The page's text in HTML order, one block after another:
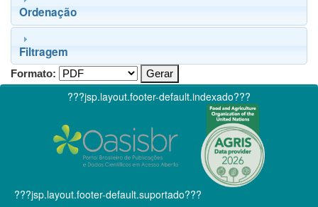
Ordenação
Filtragem
Formato:
???jsp.layout.footer-default.indexado???
???jsp.layout.footer-default.suportado???